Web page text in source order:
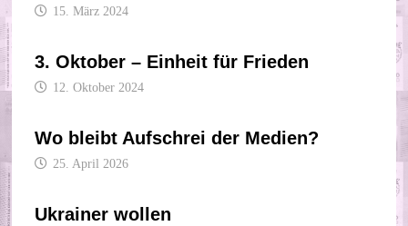
15. März 2024
3. Oktober – Einheit für Frieden
12. Oktober 2024
Wo bleibt Aufschrei der Medien?
25. April 2026
Ukrainer wollen